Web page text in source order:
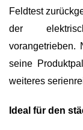
Feldtest
der
vorangetrieben.
seine
weiteres
Ideal für den